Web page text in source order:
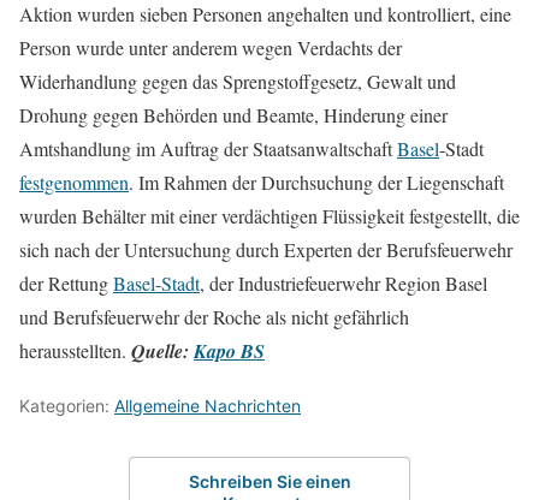
Aktion wurden sieben Personen angehalten und kontrolliert, eine
Person wurde unter anderem wegen Verdachts der
Widerhandlung gegen das Sprengstoffgesetz, Gewalt und
Drohung gegen Behörden und Beamte, Hinderung einer
Amtshandlung im Auftrag der StaatsanwaltschaftBasel-Stadt
festgenommen. Im Rahmen der Durchsuchung der Liegenschaft
wurden Behälter mit einer verdächtigen Flüssigkeit festgestellt, die
sich nach der Untersuchung durch Experten der Berufsfeuerwehr
der RettungBasel-Stadt, der Industriefeuerwehr Region Basel
und Berufsfeuerwehr der Roche als nicht gefährlich
herausstellten. Quelle:Kapo BS
Kategorien: Allgemeine Nachrichten
Schreiben Sie einen